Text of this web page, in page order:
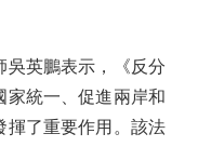
英鵬表示，《反分
家統一、促進兩岸和
揮了重要作用。該法